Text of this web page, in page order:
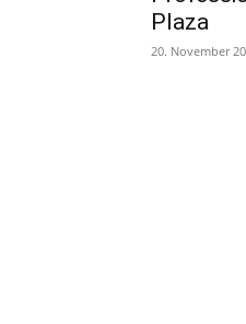
Plaza
20. November